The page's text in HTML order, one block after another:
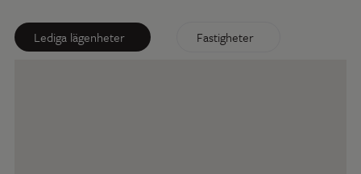
Lediga lägenheter Fastigheter